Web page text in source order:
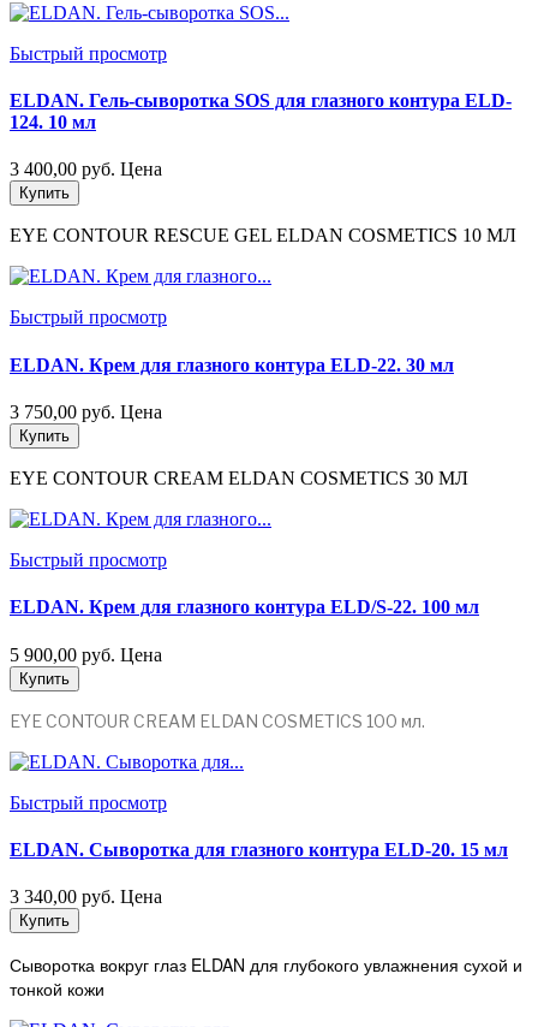
Быстрый просмотр
ELDAN. Гель-сыворотка SOS для глазного контура ELD-
124. 10 мл
3 400,00 руб. Цена
Купить
EYE CONTOUR RESCUE GEL ELDAN COSMETICS 10 МЛ
Быстрый просмотр
ELDAN. Крем для глазного контура ELD-22. 30 мл
3 750,00 руб. Цена
Купить
EYE CONTOUR CREAM ELDAN COSMETICS 30 МЛ
Быстрый просмотр
ELDAN. Крем для глазного контура ELD/S-22. 100 мл
5 900,00 руб. Цена
Купить
EYE CONTOUR CREAM ELDAN COSMETICS 100 мл.
Быстрый просмотр
ELDAN. Сыворотка для глазного контура ELD-20. 15 мл
3 340,00 руб. Цена
Купить
Сыворотка вокруг глаз ELDAN для глубокого увлажнения сухой и
тонкой кожи